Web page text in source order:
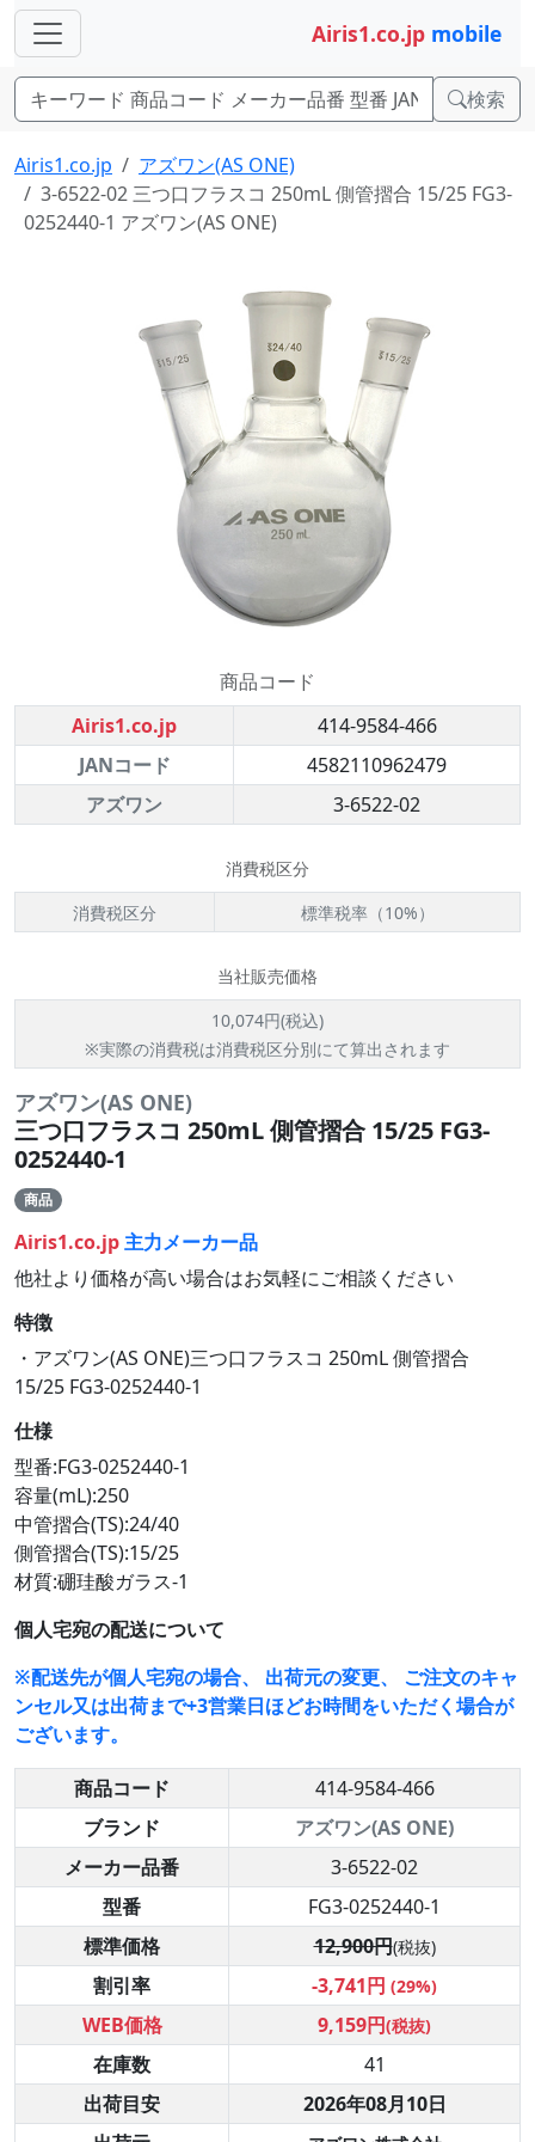
Airis1.co.jp mobile
検索
Airis1.co.jp
アズワン(AS ONE)
3-6522-02 三つ口フラスコ 250mL 側管摺合 15/25 FG3-
0252440-1 アズワン(AS ONE)
商品コード
Airis1.co.jp
414-9584-466
JANコード
4582110962479
アズワン
3-6522-02
消費税区分
消費税区分
標準税率（10%）
当社販売価格
10,074円(税込)
※実際の消費税は消費税区分別にて算出されます
アズワン(AS ONE)
三つ口フラスコ 250mL 側管摺合 15/25 FG3-
0252440-1
商品
Airis1.co.jp主力メーカー品
他社より価格が高い場合はお気軽にご相談ください
特徴
・アズワン(AS ONE)三つ口フラスコ 250mL 側管摺合
15/25 FG3-0252440-1
仕様
型番:FG3-0252440-1
容量(mL):250
中管摺合(TS):24/40
側管摺合(TS):15/25
材質:硼珪酸ガラス-1
個人宅宛の配送について
※配送先が個人宅宛の場合、 出荷元の変更、 ご注文のキャ
ンセル又は出荷まで+3営業日ほどお時間をいただく場合が
ございます。
商品コード
414-9584-466
ブランド
アズワン(AS ONE)
メーカー品番
3-6522-02
型番
FG3-0252440-1
標準価格
12,900円(税抜)
割引率 -3,741円 (29%)
WEB価格 9,159円(税抜)
在庫数
41
出荷目安
2026年08月10日